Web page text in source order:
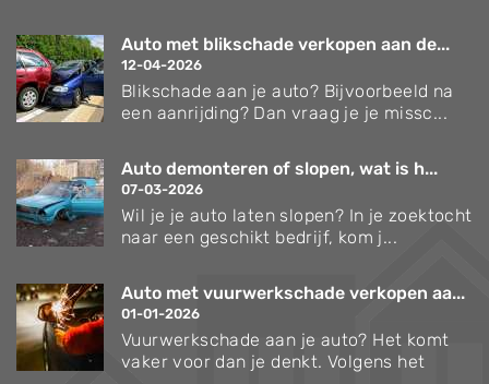
Auto met blikschade verkopen aan de...
12-04-2026
Blikschade aan je auto? Bijvoorbeeld na
een aanrijding? Dan vraag je je missc...
Auto demonteren of slopen, wat is h...
07-03-2026
Wil je je auto laten slopen? In je zoektocht
naar een geschikt bedrijf, kom j...
Auto met vuurwerkschade verkopen aa...
01-01-2026
Vuurwerkschade aan je auto? Het komt
vaker voor dan je denkt. Volgens het